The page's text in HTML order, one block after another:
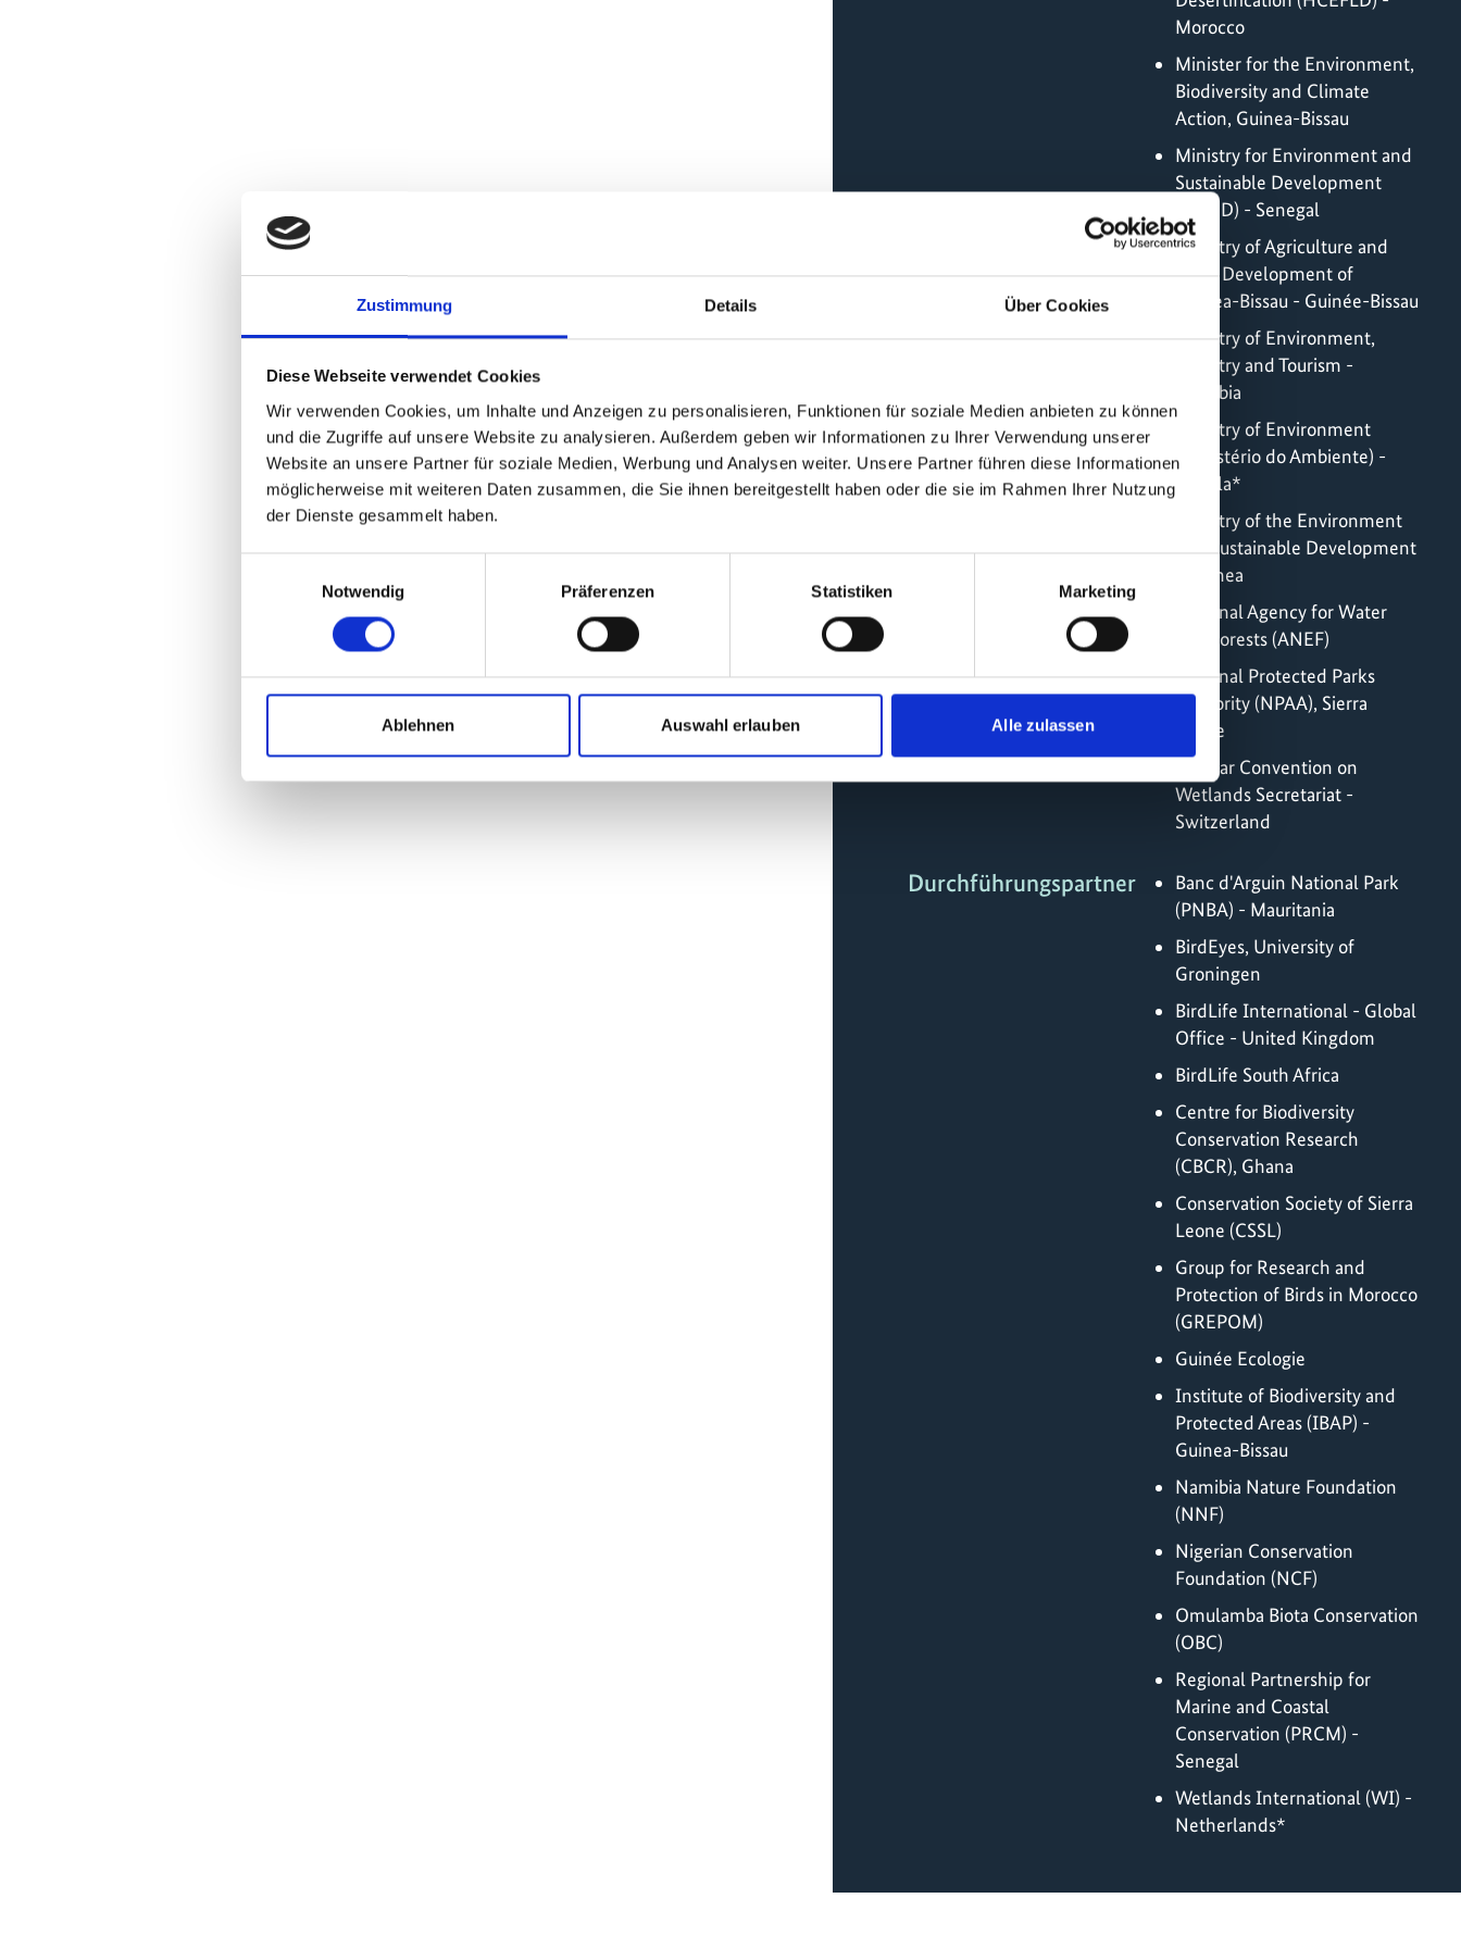
Zustimmung Details Über Cookies
Diese Webseite verwendet Cookies
Wir verwenden Cookies, um Inhalte und Anzeigen zu personalisieren, Funktionen für soziale Medien anbieten zu können
und die Zugriffe auf unsere Website zu analysieren. Außerdem geben wir Informationen zu Ihrer Verwendung unserer
Website an unsere Partner für soziale Medien, Werbung und Analysen weiter. Unsere Partner führen diese Informationen
möglicherweise mit weiteren Daten zusammen, die Sie ihnen bereitgestellt haben oder die sie im Rahmen Ihrer Nutzung
der Dienste gesammelt haben.
Notwendig
Präferenzen Statistiken Marketing
Ablehnen Auswahl erlauben Alle zulassen
Morocco
Minister for the Environment,
Biodiversity and Climate
Action, Guinea-Bissau
Ministry for Environment and
Sustainable Development
(MEDD) - Senegal
Ministry of Agriculture and
Rural Development of
Guinea-Bissau - Guinée-Bissau
Ministry of Environment,
Forestry and Tourism -
Namibia
Ministry of Environment
(Ministério do Ambiente) -
Angola*
Ministry of the Environment
and Sustainable Development
- Guinea
National Agency for Water
and Forests (ANEF)
National Protected Parks
Authority (NPAA), Sierra
Leone
Ramsar Convention on
Wetlands Secretariat -
Switzerland
Durchführungspartner
Banc d'Arguin National Park
(PNBA) - Mauritania
BirdEyes, University of
Groningen
BirdLife International - Global
Office - United Kingdom
BirdLife South Africa
Centre for Biodiversity
Conservation Research
(CBCR), Ghana
Conservation Society of Sierra
Leone (CSSL)
Group for Research and
Protection of Birds in Morocco
(GREPOM)
Guinée Ecologie
Institute of Biodiversity and
Protected Areas (IBAP) -
Guinea-Bissau
Namibia Nature Foundation
(NNF)
Nigerian Conservation
Foundation (NCF)
Omulamba Biota Conservation
(OBC)
Regional Partnership for
Marine and Coastal
Conservation (PRCM) -
Senegal
Wetlands International (WI) -
Netherlands*